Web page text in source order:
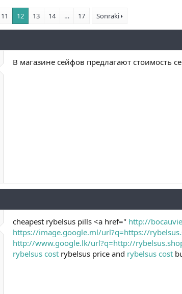
ş
l
a
g
ı
11 12 13 14 … 17 Sonraki
В магазине сейфов предлагают стоимость
cheapest rybelsus pills <a href=" http://
https://image.google.ml/url?q=https://
http://www.google.lk/url?q=http://
rybelsus cost rybelsus price and rybelsus cost